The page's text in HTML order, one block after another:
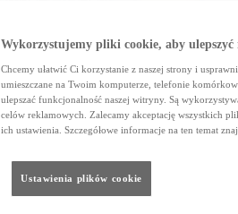
Wykorzystujemy pliki cookie, aby ulepszyć
Chcemy ułatwić Ci korzystanie z naszej strony i
umieszczane na Twoim komputerze, telefonie
ulepszać funkcjonalność naszej witryny. Są
celów reklamowych. Zalecamy akceptację wszystkich
ich ustawienia. Szczegółowe informacje na ten temat
Ustawienia plików cookie